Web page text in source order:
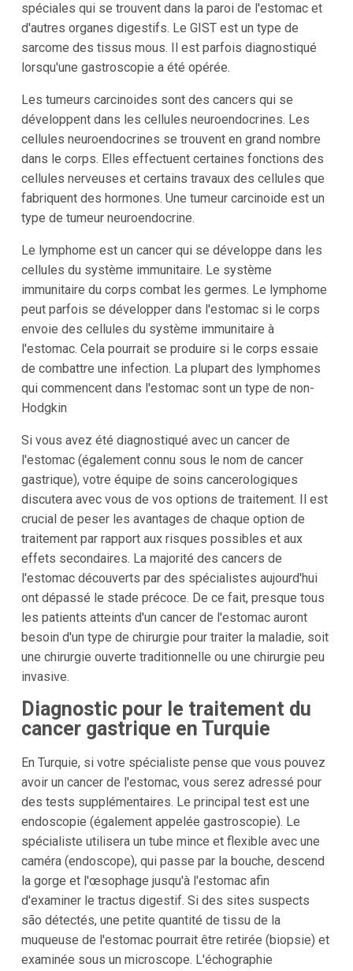
spéciales qui se trouvent dans la paroi de l'estomac et
d'autres organes digestifs. Le GIST est un type de
sarcome des tissus mous. Il est parfois diagnostiqué
lorsqu'une gastroscopie a été opérée.
Les tumeurs carcinoides sont des cancers qui se
développent dans les cellules neuroendocrines. Les
cellules neuroendocrines se trouvent en grand nombre
dans le corps. Elles effectuent certaines fonctions des
cellules nerveuses et certains travaux des cellules que
fabriquent des hormones. Une tumeur carcinoide est un
type de tumeur neuroendocrine.
Le lymphome est un cancer qui se développe dans les
cellules du système immunitaire. Le système
immunitaire du corps combat les germes. Le lymphome
peut parfois se développer dans l'estomac si le corps
envoie des cellules du système immunitaire à
l'estomac. Cela pourrait se produire si le corps essaie
de combattre une infection. La plupart des lymphomes
qui commencent dans l'estomac sont un type de non-
Hodgkin
Si vous avez été diagnostiqué avec un cancer de
l'estomac (également connu sous le nom de cancer
gastrique), votre équipe de soins cancerologiques
discutera avec vous de vos options de traitement. Il est
crucial de peser les avantages de chaque option de
traitement par rapport aux risques possibles et aux
effets secondaires. La majorité des cancers de
l'estomac découverts par des spécialistes aujourd'hui
ont dépassé le stade précoce. De ce fait, presque tous
les patients atteints d'un cancer de l'estomac auront
besoin d'un type de chirurgie pour traiter la maladie, soit
une chirurgie ouverte traditionnelle ou une chirurgie peu
invasive.
Diagnostic pour le traitement du
cancer gastrique en Turquie
En Turquie, si votre spécialiste pense que vous pouvez
avoir un cancer de l'estomac, vous serez adressé pour
des tests supplémentaires. Le principal test est une
endoscopie (également appelée gastroscopie). Le
spécialiste utilisera un tube mince et flexible avec une
caméra (endoscope), qui passe par la bouche, descend
la gorge et l'œsophage jusqu'à l'estomac afin
d'examiner le tractus digestif. Si des sites suspects
são détectés, une petite quantité de tissu de la
muqueuse de l'estomac pourrait être retirée (biopsie) et
examinée sous un microscope. L'échographie